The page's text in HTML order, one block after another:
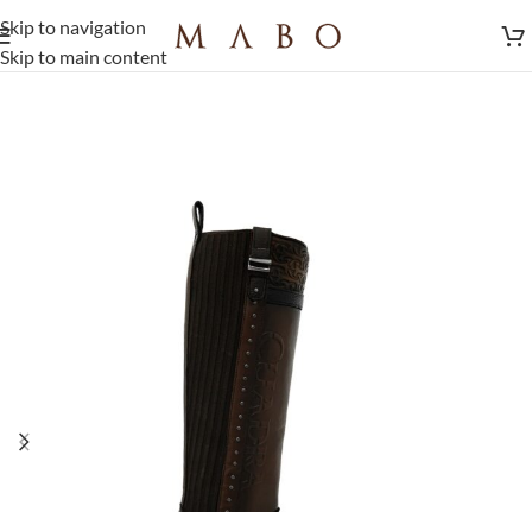
Skip to navigation
Skip to main content